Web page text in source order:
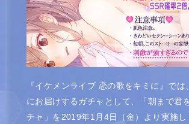
『イケメンライブ 恋の歌をキミに』で
にお届けするガチャとして、「朝まで君
チャ」を2019年1月4日（金）より実施し